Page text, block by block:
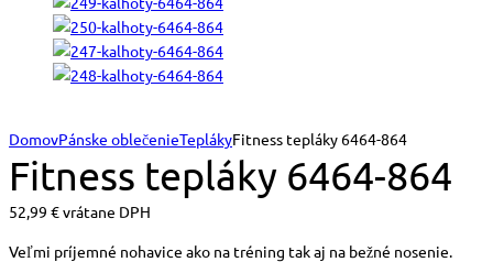
DomovPánske oblečenieTeplákyFitness tepláky 6464-864
Fitness tepláky 6464-864
52,99 €vrátane DPH
Veľmi príjemné nohavice ako na tréning tak aj na bežné nosenie.